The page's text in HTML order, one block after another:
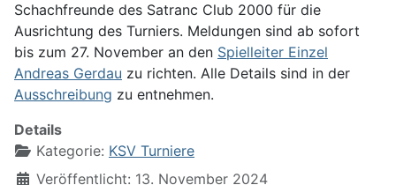
Schachfreunde des Satranc Club 2000 für die
Ausrichtung des Turniers. Meldungen sind ab sofort
bis zum 27. November an den Spielleiter Einzel
Andreas Gerdau zu richten. Alle Details sind in der
Ausschreibung zu entnehmen.
Details
Kategorie: KSV Turniere
Veröffentlicht: 13. November 2024